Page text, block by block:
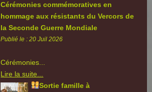
Cérémonies commémoratives en
hommage aux résistants du Vercors de
la Seconde Guerre Mondiale
Publié le : 20 Juil 2026
Cérémonies...
Lire la suite...
Sortie famille à